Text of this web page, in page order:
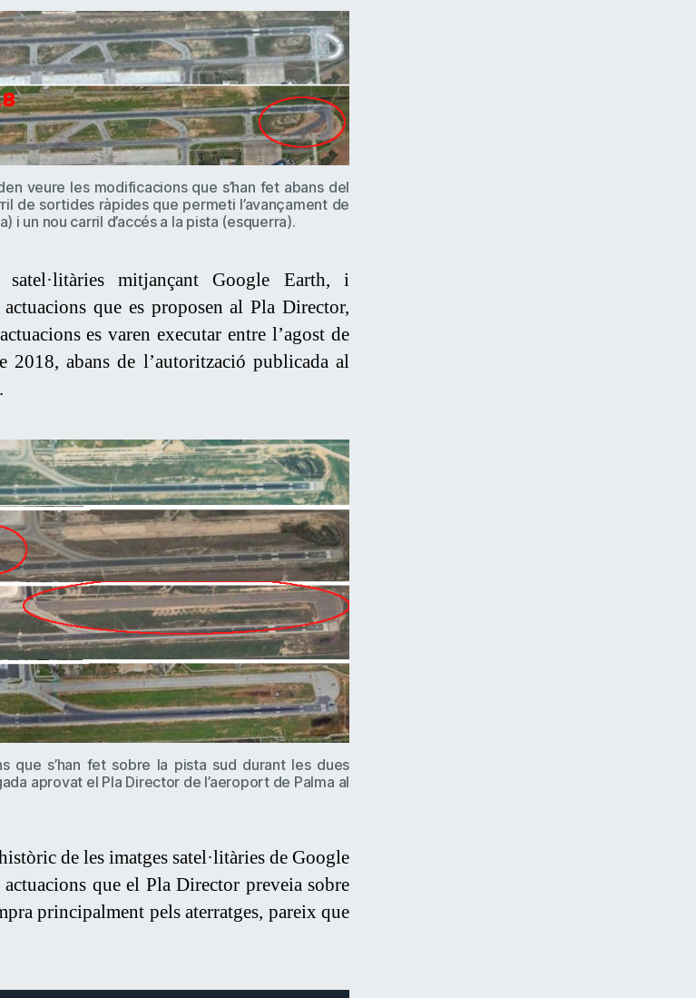
veure les modificacions que s’han fet abans del
de sortides ràpides que permeti l’avançament de
i un nou carril d’accés a la pista (esquerra).
satel·litàries mitjançant Google Earth, i
que es proposen al Pla Director,
es varen executar entre l’agost de
2018, abans de l’autorització publicada al
que s’han fet sobre la pista sud durant les dues
aprovat el Pla Director de l’aeroport de Palma al
de les imatges satel·litàries de Google
que el Pla Director preveia sobre
principalment pels aterratges, pareix que